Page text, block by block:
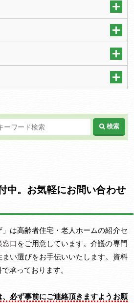
検索
中。お気軽にお問い合わせ
」は高齢者住宅・老人ホームの紹介セ
窓口 をご用意しています。介護の専門
い選びをお手伝いいたします。資料
承っております。
必ず事前にご連絡頂きますようお願